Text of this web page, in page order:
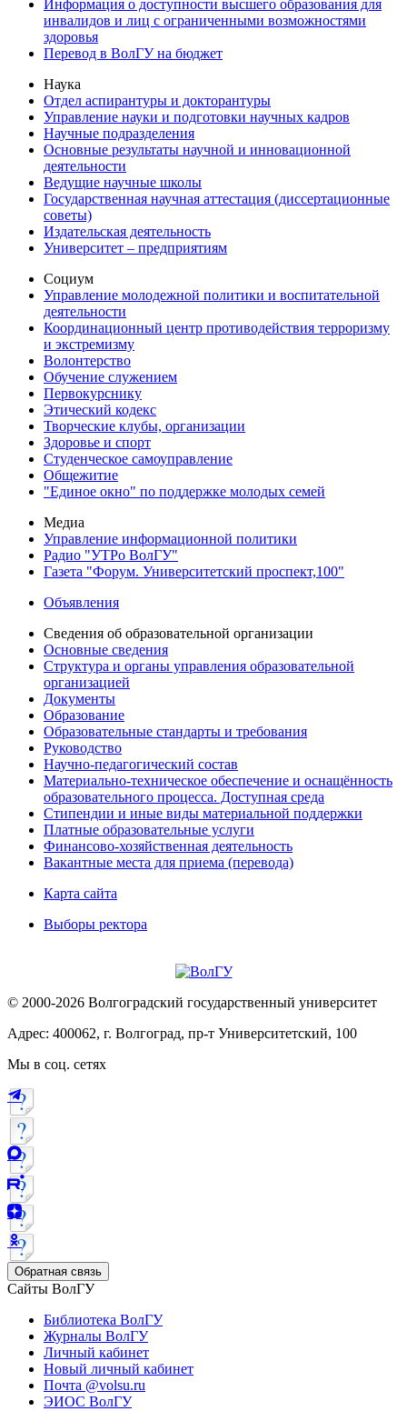
Информация о доступности высшего образования для
инвалидов и лиц с ограниченными возможностями
здоровья
Перевод в ВолГУ на бюджет
Наука
Отдел аспирантуры и докторантуры
Управление науки и подготовки научных кадров
Научные подразделения
Основные результаты научной и инновационной
деятельности
Ведущие научные школы
Государственная научная аттестация (диссертационные
советы)
Издательская деятельность
Университет – предприятиям
Социум
Управление молодежной политики и воспитательной
деятельности
Координационный центр противодействия терроризму
и экстремизму
Волонтерство
Обучение служением
Первокурснику
Этический кодекс
Творческие клубы, организации
Здоровье и спорт
Студенческое самоуправление
Общежитие
"Единое окно" по поддержке молодых семей
Медиа
Управление информационной политики
Радио "УТРо ВолГУ"
Газета "Форум. Университетский проспект,100"
Объявления
Сведения об образовательной организации
Основные сведения
Структура и органы управления образовательной
организацией
Документы
Образование
Образовательные стандарты и требования
Руководство
Научно-педагогический состав
Материально-техническое обеспечение и оснащённость
образовательного процесса. Доступная среда
Стипендии и иные виды материальной поддержки
Платные образовательные услуги
Финансово-хозяйственная деятельность
Вакантные места для приема (перевода)
Карта сайта
Выборы ректора
© 2000-2026 Волгоградский государственный университет
Адрес: 400062, г. Волгоград, пр-т Университетский, 100
Мы в соц. сетях
Обратная связь
Сайты ВолГУ
Библиотека ВолГУ
Журналы ВолГУ
Личный кабинет
Новый личный кабинет
Почта @volsu.ru
ЭИОС ВолГУ